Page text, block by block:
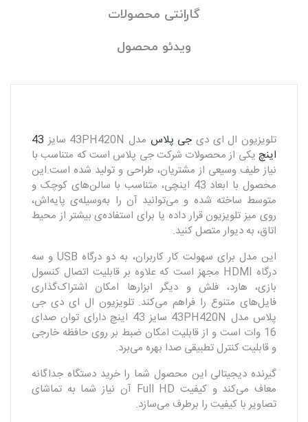
گارانتی محصولات
ویدئو محصول
تلویزیون ال ای دی جی پلاس مدل 43PH420N سایز
43
اینچ یکی از محصولات شرکت جی پلاس است که متناسب با
نیاز طیف وسیعی از مشتریان، طراحی و تولید شده است.این
محصول با ابعاد 43 اینچی، متناسب با سالن‌های کوچک و
متوسط ساخته شده و می‌توانید آن را به‌وسیله‌ی پایه‌اش،
روی میز تلویزیون قرار داده یا برای استفاده‌ی بیشتر از محیط
اتاق، به دیوار متصل کنید.
این مدل برای سهولت کار کاربران، به دو درگاه USB و سه
درگاه HDMI مجهز است که علاوه بر قابلیت اتصال کنسول
بازی، هارد، فلش و دیگر ابزارها امکان اشتراک‌گذاری
فایل‌های متنوع را فراهم می‌کند. تلویزیون ال ای دی جی
پلاس مدل 43PH420N سایز 43 اینچ دارای توان صدای
16 وات است و از قابلیت امکان ضبط بر روی حافظه خارجی
و قابلیت کنترل تطبیقی صدا بهره می‌برد.
گیرنده دیجیتالی این محصول شما را خرید دستگاه جداگانه
معاف می‌کند و کیفیت Full HD آن نیاز شما به تماشای
تصاویر با کیفیت را برطرف می‌سازد.